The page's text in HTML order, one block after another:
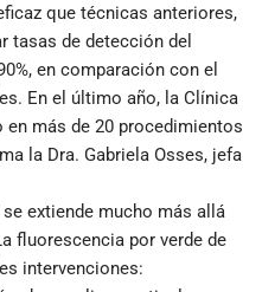
que técnicas anteriores,
tasas de detección del
en comparación con el
En el último año, la Clínica
más de 20 procedimientos
la Dra. Gabriela Osses, jefa
extiende mucho más allá
fluorescencia por verde de
intervenciones: